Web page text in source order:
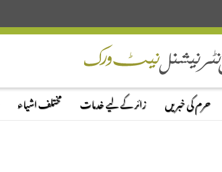
حرم کی خبریں زائر کے لیے خدمات مختلف اشیاء